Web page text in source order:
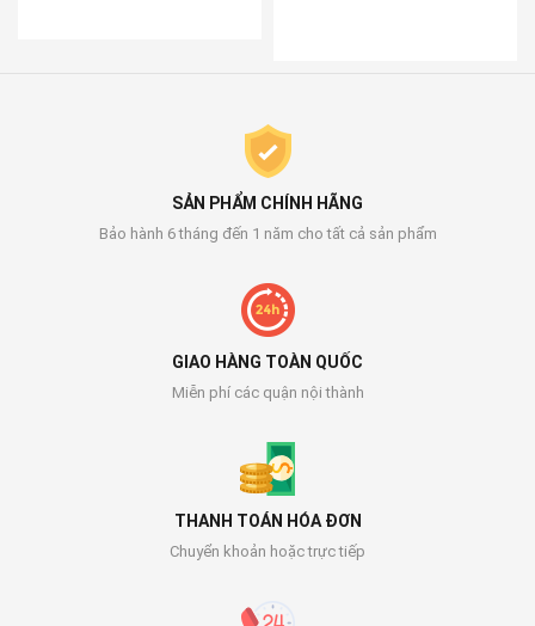
SẢN PHẨM CHÍNH HÃNG
Bảo hành 6 tháng đến 1 năm cho tất cả sản phẩm
GIAO HÀNG TOÀN QUỐC
Miễn phí các quận nội thành
THANH TOÁN HÓA ĐƠN
Chuyển khoản hoặc trực tiếp